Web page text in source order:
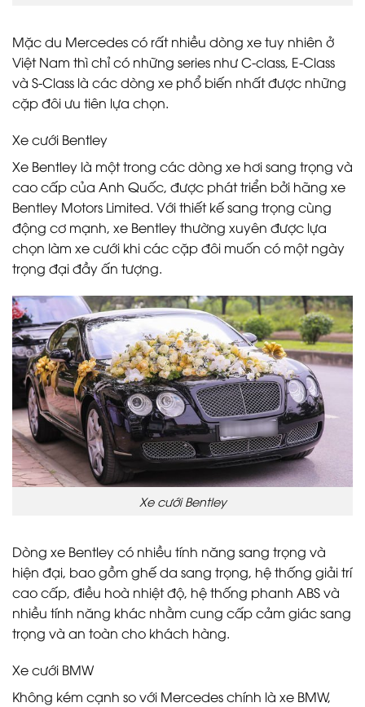
Mặc du Mercedes có rất nhiều dòng xe tuy nhiên ở
Việt Nam thì chỉ có những series như C-class, E-Class
và S-Class là các dòng xe phổ biến nhất được những
cặp đôi ưu tiên lựa chọn.
Xe cưới Bentley
Xe Bentley là một trong các dòng xe hơi sang trọng và
cao cấp của Anh Quốc, được phát triển bởi hãng xe
Bentley Motors Limited. Với thiết kế sang trọng cùng
động cơ mạnh, xe Bentley thường xuyên được lựa
chọn làm xe cưới khi các cặp đôi muốn có một ngày
trọng đại đầy ấn tượng.
Xe cưới Bentley
Dòng xe Bentley có nhiều tính năng sang trọng và
hiện đại, bao gồm ghế da sang trọng, hệ thống giải trí
cao cấp, điều hoà nhiệt độ, hệ thống phanh ABS và
nhiều tính năng khác nhằm cung cấp cảm giác sang
trọng và an toàn cho khách hàng.
Xe cưới BMW
Không kém cạnh so với Mercedes chính là xe BMW,